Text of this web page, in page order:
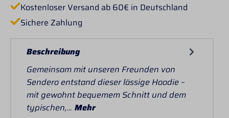
Kostenloser Versand ab 60€ in Deutschland
Sichere Zahlung
Beschreibung
Gemeinsam mit unseren Freunden von
Sendero entstand dieser lässige Hoodie –
mit gewohnt bequemem Schnitt und dem
typischen,… Mehr